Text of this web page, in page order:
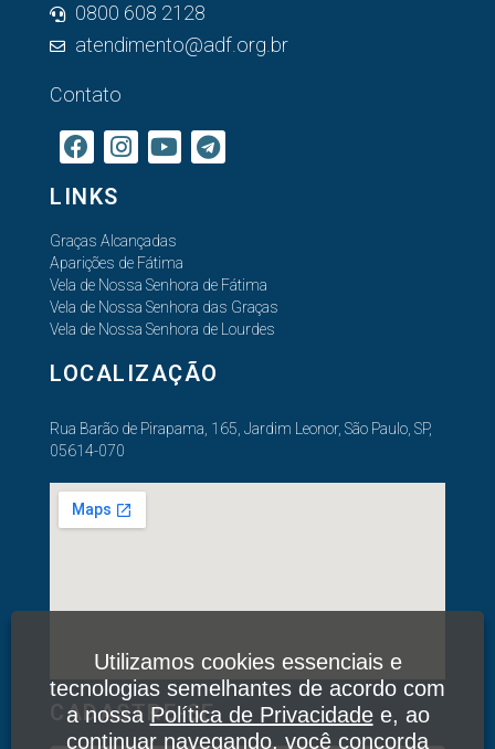
0800 608 2128
atendimento@adf.org.br
Contato
LINKS
Graças Alcançadas
Aparições de Fátima
Vela de Nossa Senhora de Fátima
Vela de Nossa Senhora das Graças
Vela de Nossa Senhora de Lourdes
LOCALIZAÇÃO
Rua Barão de Pirapama, 165, Jardim Leonor, São Paulo, SP,
05614-070
CADASTRE-SE
Utilizamos cookies essenciais e
tecnologias semelhantes de acordo com
a nossaPolítica de Privacidadee, ao
continuar navegando, você concorda